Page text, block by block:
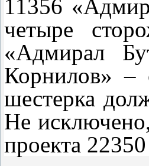
11356
четыре
«Адмирал
Корнилов» –
шестерка
Не
проекта